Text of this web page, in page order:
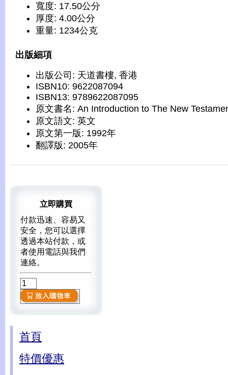
寬度: 17.50公分
厚度: 4.00公分
重量: 1234公克
出版細項
出版公司: 天道書樓, 香港
ISBN10: 9622087094
ISBN13: 9789622087095
原文書名: An Introduction to The New
原文語文: 英文
原文第一版: 1992年
翻譯版: 2005年
立即購買
付款迅速、容易又
安全，您可以選擇
透過本站付款，或
者使用電話與我們
連絡。
首頁
特價優惠